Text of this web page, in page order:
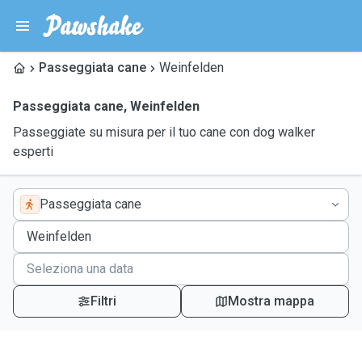
Passeggiata cane Weinfelden
Passeggiata cane, Weinfelden
Passeggiate su misura per il tuo cane con dog walker
esperti
Passeggiata cane
Filtri Mostra mappa